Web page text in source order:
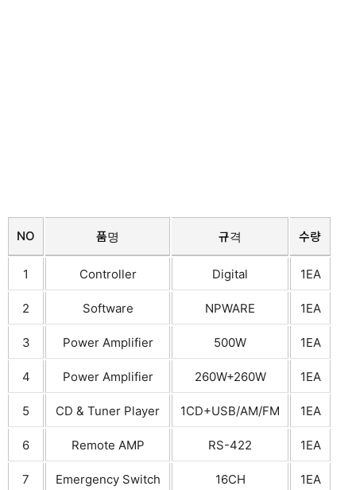
NO 품명 규격 수량
1 Controller Digital 1EA
2 Software NPWARE 1EA
3 Power Amplifier 500W 1EA
4 Power Amplifier 260W+260W 1EA
5 CD & Tuner Player 1CD+USB/AM/FM 1EA
6 Remote AMP RS-422 1EA
7 Emergency Switch 16CH 1EA